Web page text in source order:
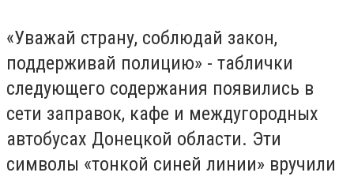
«Уважай страну, соблюдай закон,
поддерживай полицию» - таблички
следующего содержания появились в
сети заправок, кафе и междугородных
автобусах Донецкой области. Эти
символы «тонкой синей линии» вручили